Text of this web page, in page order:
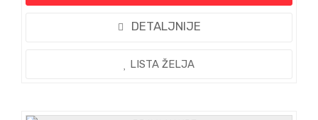
DETALJNIJE
LISTA ŽELJA